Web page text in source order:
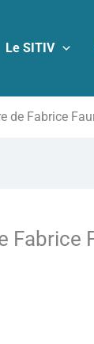
Le SITIV
de Fabrice
Fabrice